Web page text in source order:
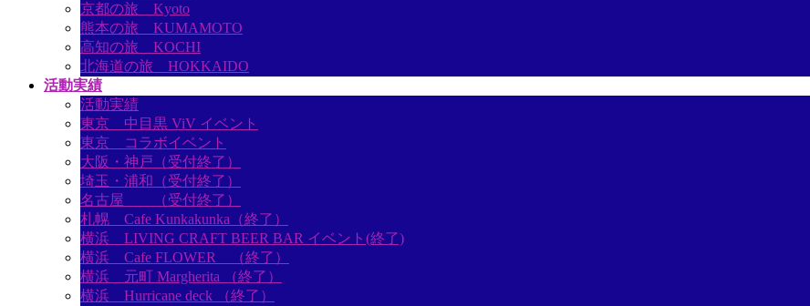
京都の旅 Kyoto
熊本の旅 KUMAMOTO
高知の旅 KOCHI
北海道の旅 HOKKAIDO
活動実績
活動実績
東京 中目黒 ViV イベント
東京 コラボイベント
大阪・神戸（受付終了）
埼玉・浦和（受付終了）
名古屋 （受付終了）
札幌 Cafe Kunkakunka（終了）
横浜 LIVING CRAFT BEER BAR イベント(終了)
横浜 Cafe FLOWER （終了）
横浜 元町 Margherita （終了）
横浜 Hurricane deck （終了）